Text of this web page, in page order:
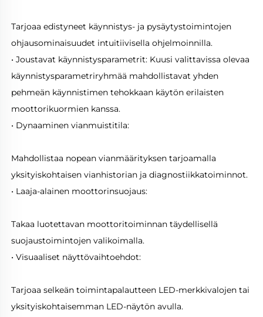
Tarjoaa edistyneet käynnistys- ja pysäytystoimintojen
ohjausominaisuudet intuitiivisella ohjelmoinnilla.
• Joustavat käynnistysparametrit: Kuusi valittavissa olevaa
käynnistysparametriryhmää mahdollistavat yhden
pehmeän käynnistimen tehokkaan käytön erilaisten
moottorikuormien kanssa.
• Dynaaminen vianmuistitila:
Mahdollistaa nopean vianmäärityksen tarjoamalla
yksityiskohtaisen vianhistorian ja diagnostiikkatoiminnot.
• Laaja-alainen moottorinsuojaus:
Takaa luotettavan moottoritoiminnan täydellisellä
suojaustoimintojen valikoimalla.
• Visuaaliset näyttövaihtoehdot:
Tarjoaa selkeän toimintapalautteen LED-merkkivalojen tai
yksityiskohtaisemman LED-näytön avulla.